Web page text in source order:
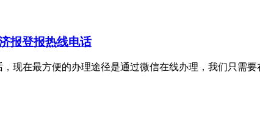
报登报热线电话
现在最方便的办理途径是通过微信在线办理，我们只需